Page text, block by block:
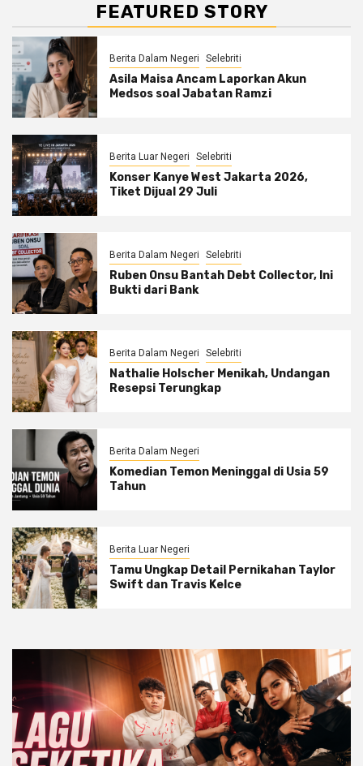
FEATURED STORY
Berita Dalam Negeri Selebriti
Asila Maisa Ancam Laporkan Akun
Medsos soal Jabatan Ramzi
Berita Luar Negeri Selebriti
Konser Kanye West Jakarta 2026,
Tiket Dijual 29 Juli
Berita Dalam Negeri Selebriti
Ruben Onsu Bantah Debt Collector, Ini
Bukti dari Bank
Berita Dalam Negeri Selebriti
Nathalie Holscher Menikah, Undangan
Resepsi Terungkap
Berita Dalam Negeri
Komedian Temon Meninggal di Usia 59
Tahun
Berita Luar Negeri
Tamu Ungkap Detail Pernikahan Taylor
Swift dan Travis Kelce